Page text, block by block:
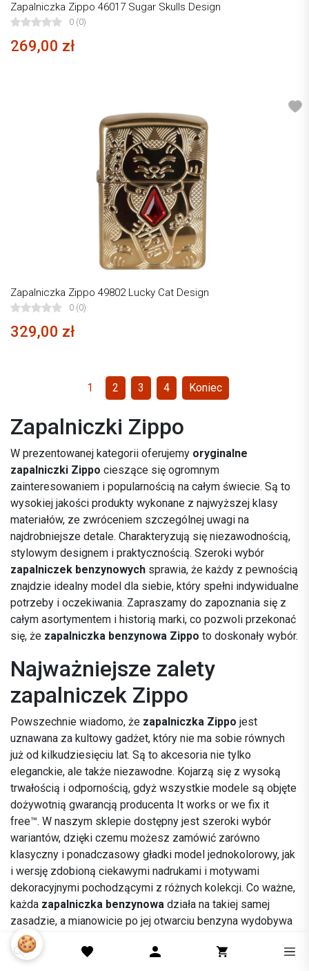
Zapalniczka Zippo 46017 Sugar Skulls Design
0 (0)
269,00 zł
Zapalniczka Zippo 49802 Lucky Cat Design
0 (0)
329,00 zł
1 2 3 4 Koniec
Zapalniczki Zippo
W prezentowanej kategorii oferujemy oryginalne
zapalniczki Zippo cieszące się ogromnym
zainteresowaniem i popularnością na całym świecie. Są to
wysokiej jakości produkty wykonane z najwyższej klasy
materiałów, ze zwróceniem szczególnej uwagi na
najdrobniejsze detale. Charakteryzują się niezawodnością,
stylowym designem i praktycznością. Szeroki wybór
zapalniczek benzynowych sprawia, że każdy z pewnością
znajdzie idealny model dla siebie, który spełni indywidualne
potrzeby i oczekiwania. Zapraszamy do zapoznania się z
całym asortymentem i historią marki, co pozwoli przekonać
się, że zapalniczka benzynowa Zippo to doskonały wybór.
Najważniejsze zalety
zapalniczek Zippo
Powszechnie wiadomo, że zapalniczka Zippo jest
uznawana za kultowy gadżet, który nie ma sobie równych
już od kilkudziesięciu lat. Są to akcesoria nie tylko
eleganckie, ale także niezawodne. Kojarzą się z wysoką
trwałością i odpornością, gdyż wszystkie modele są objęte
dożywotnią gwarancją producenta It works or we fix it
free™. W naszym sklepie dostępny jest szeroki wybór
wariantów, dzięki czemu możesz zamówić zarówno
klasyczny i ponadczasowy gładki model jednokolorowy, jak
i wersję zdobioną ciekawymi nadrukami i motywami
dekoracyjnymi pochodzącymi z różnych kolekcji. Co ważne,
każda zapalniczka benzynowa działa na takiej samej
zasadzie, a mianowicie po jej otwarciu benzyna wydobywa
się z niej przy pomocy knota, a potrzebna do zapłonu iskra
powstaje dzięki obracaniu metalowego kółka dociskanego
🍪